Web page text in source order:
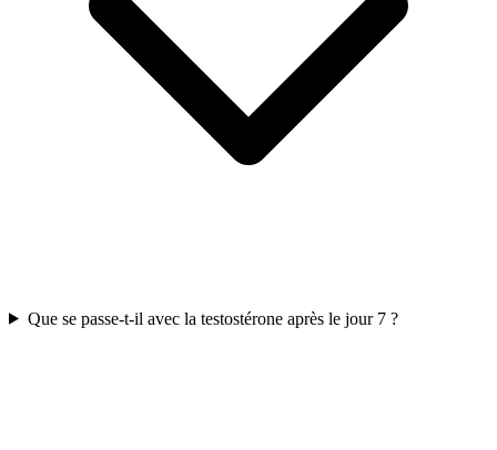
Que se passe-t-il avec la testostérone après le jour 7 ?